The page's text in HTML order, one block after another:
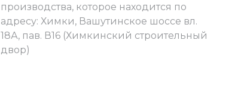
производства, которое находится по
адресу: Химки, Вашутинское шоссе вл.
18А, пав. В16 (Химкинский строительный
двор)